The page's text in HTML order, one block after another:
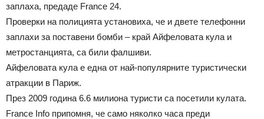
заплаха, предаде France 24.
Проверки на полицията установиха, че и двете телефонни
заплахи за поставени бомби – край Айфеловата кула и
метростанцията, са били фалшиви.
Айфеловата кула е една от най-популярните туристически
атракции в Париж.
През 2009 година 6.6 милиона туристи са посетили кулата.
France Info припомня, че само няколко часа преди